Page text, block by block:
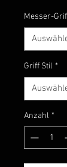
Messer-
Griff Stil *
Anzahl *